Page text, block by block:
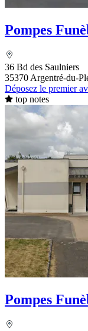
Pompes
36 Bd des Saulniers
35370 Argentré-du-
Déposez le premier
top notes
Pompes